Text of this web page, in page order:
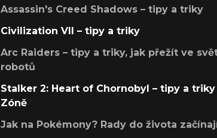
Assassin's Creed Shadows – tipy a triky
Civilization VII – tipy a triky
Arc Raiders – tipy a triky, jak přežít ve
robotů
Stalker 2: Heart of Chornobyl – tipy a
Zóně
Jak na Pokémony? Rady do života